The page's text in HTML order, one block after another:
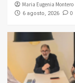
Maria Eugenia Montero
6 agosto, 2026 0